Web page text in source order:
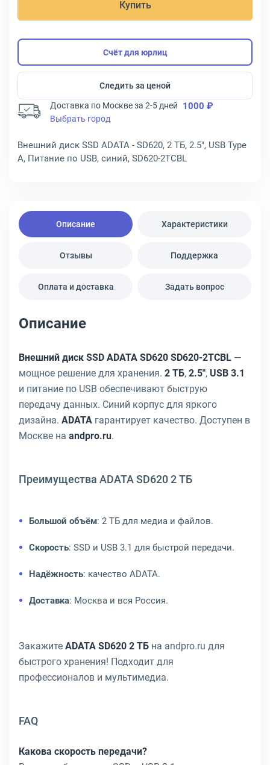
Купить
Счёт для юрлиц
Следить за ценой
Доставка по Москве за 2-5 дней 1000 ₽
Выбрать город
Внешний диск SSD ADATA - SD620, 2 ТБ, 2.5", USB Type
A, Питание по USB, синий, SD620-2TCBL
Описание Характеристики
Отзывы Поддержка
Оплата и доставка Задать вопрос
Описание
Внешний диск SSD ADATA SD620 SD620-2TCBL —
мощное решение для хранения. 2 ТБ, 2.5", USB 3.1
и питание по USB обеспечивают быструю
передачу данных. Синий корпус для яркого
дизайна. ADATA гарантирует качество. Доступен в
Москве на andpro.ru.
Преимущества ADATA SD620 2 ТБ
Большой объём: 2 ТБ для медиа и файлов.
Скорость: SSD и USB 3.1 для быстрой передачи.
Надёжность: качество ADATA.
Доставка: Москва и вся Россия.
Закажите ADATA SD620 2 ТБ на andpro.ru для
быстрого хранения! Подходит для
профессионалов и мультимедиа.
FAQ
Какова скорость передачи?